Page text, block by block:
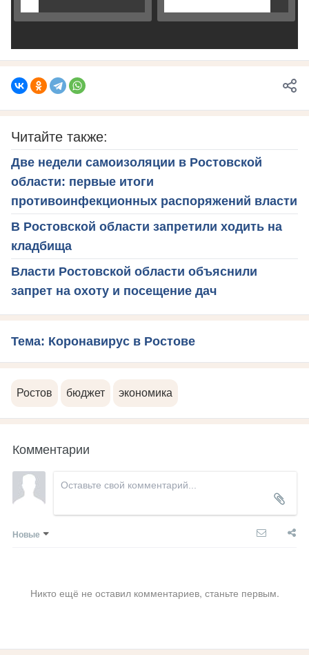
Читайте также:
Две недели самоизоляции в Ростовской
области: первые итоги
противоинфекционных распоряжений власти
В Ростовской области запретили ходить на
кладбища
Власти Ростовской области объяснили
запрет на охоту и посещение дач
Тема: Коронавирус в Ростове
Ростов бюджет экономика
Комментарии
Новые
Никто ещё не оставил комментариев, станьте первым.